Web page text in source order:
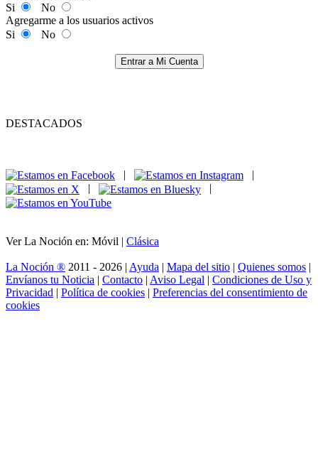
Si
No
Agregarme a los usuarios activos
Si
No
Entrar a Mi Cuenta
DESTACADOS
|
|
|
|
Ver La Noción en: Móvil | Clásica
La Noción ® 2011 - 2026 | Ayuda | Mapa del sitio | Quienes somos |
Envíanos tu Noticia | Contacto | Aviso Legal | Condiciones de Uso y
Privacidad | Política de cookies | Preferencias del consentimiento de
cookies